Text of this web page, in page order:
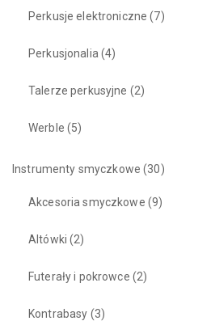
Perkusje elektroniczne (7)
Perkusjonalia (4)
Talerze perkusyjne (2)
Werble (5)
Instrumenty smyczkowe (30)
Akcesoria smyczkowe (9)
Altówki (2)
Futerały i pokrowce (2)
Kontrabasy (3)